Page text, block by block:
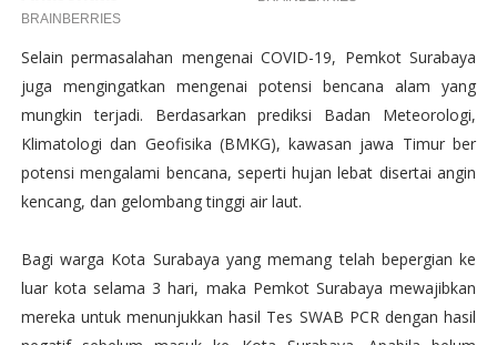
Selain permasalahan mengenai COVID-19, Pemkot Surabaya
juga mengingatkan mengenai potensi bencana alam yang
mungkin terjadi. Berdasarkan prediksi Badan Meteorologi,
Klimatologi dan Geofisika (BMKG), kawasan jawa Timur ber
potensi mengalami bencana, seperti hujan lebat disertai angin
kencang, dan gelombang tinggi air laut.
Bagi warga Kota Surabaya yang memang telah bepergian ke
luar kota selama 3 hari, maka Pemkot Surabaya mewajibkan
mereka untuk menunjukkan hasil Tes SWAB PCR dengan hasil